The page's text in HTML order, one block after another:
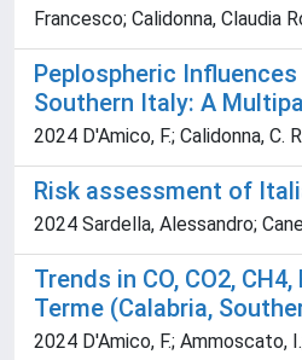
Francesco; Calidonna, Claudia
Peplospheric
Southern Italy: A
2024 D'Amico, F.; Calidonna, C.
Risk assessment of
2024 Sardella, Alessandro;
Trends in CO, CO2,
Terme (Calabria,
2024 D'Amico, F.; Ammoscato,